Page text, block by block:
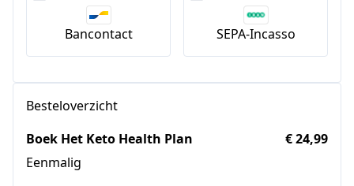
Bancontact SEPA-Incasso
Besteloverzicht
Boek Het Keto Health Plan
Eenmalig
€ 24,99